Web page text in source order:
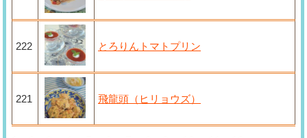
222 とろりんトマトプリン
221 飛龍頭（ヒリョウズ）